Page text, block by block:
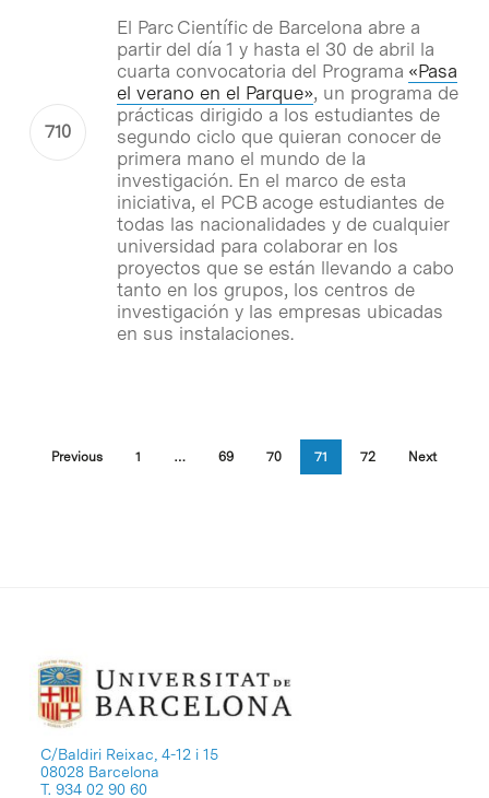
El Parc Científic de Barcelona abre a
partir del día 1 y hasta el 30 de abril la
cuarta convocatoria del Programa «Pasa
el verano en el Parque», un programa de
prácticas dirigido a los estudiantes de
segundo ciclo que quieran conocer de
primera mano el mundo de la
investigación. En el marco de esta
iniciativa, el PCB acoge estudiantes de
todas las nacionalidades y de cualquier
universidad para colaborar en los
proyectos que se están llevando a cabo
tanto en los grupos, los centros de
investigación y las empresas ubicadas
en sus instalaciones.
Previous 1 … 69 70 71 72 Next
C/Baldiri Reixac, 4-12 i 15
08028 Barcelona
T. 934 02 90 60